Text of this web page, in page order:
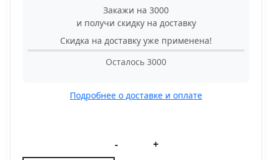
Закажи на 3000
и получи скидку на доставку
Скидка на доставку уже применена!
Осталось 3000
Подробнее о доставке и оплате
-
+